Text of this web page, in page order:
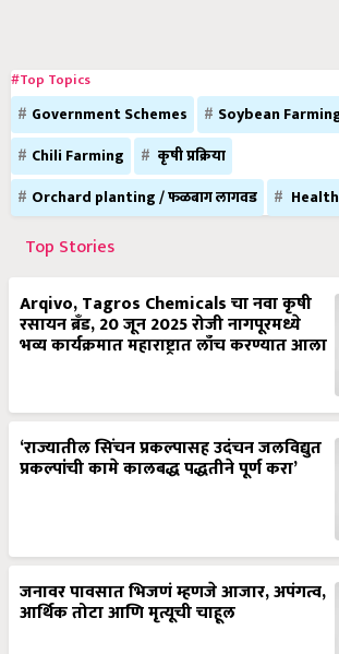
#Top Topics
Government Schemes Soybean
Chili Farming
कृषी प्रक्रिया
Orchard planting / फळबाग लागवड
Health
Top Stories
Arqivo, Tagros Chemicals चा नवा कृषी
रसायन ब्रँड, 20 जून 2025 रोजी नागपूरमध्ये
भव्य कार्यक्रमात महाराष्ट्रात लाँच करण्यात आला
‘राज्यातील सिंचन प्रकल्पासह उदंचन जलविद्युत
प्रकल्पांची कामे कालबद्ध पद्धतीने पूर्ण करा’
जनावर पावसात भिजणं म्हणजे आजार, अपंगत्व,
आर्थिक तोटा आणि मृत्यूची चाहूल